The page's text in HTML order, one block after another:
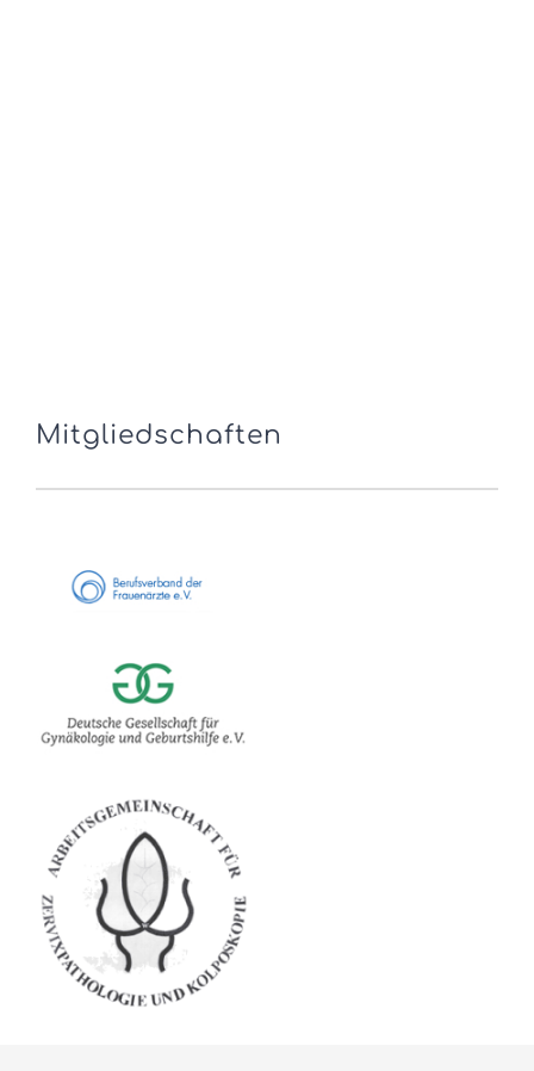
Mitgliedschaften